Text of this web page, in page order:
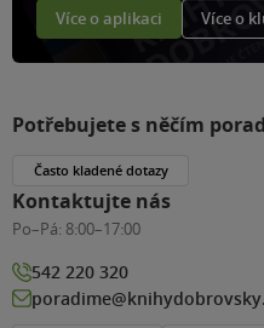
Více o aplikaci Více o
Potřebujete s něčím
Často kladené dotazy
Kontaktujte nás
Po–Pá: 8:00–17:00
542 220 320